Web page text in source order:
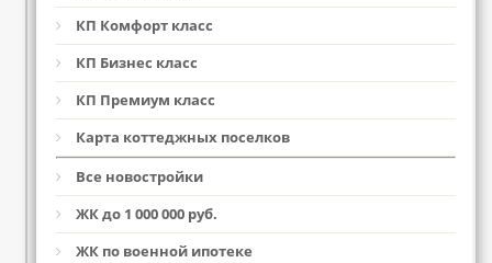
КП Комфорт класс
КП Бизнес класс
КП Премиум класс
Карта коттеджных поселков
Все новостройки
ЖК до 1 000 000 руб.
ЖК по военной ипотеке